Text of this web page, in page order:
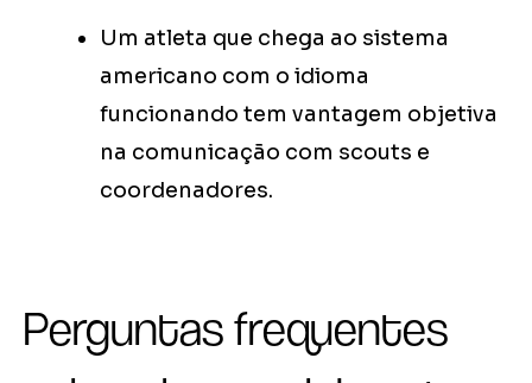
Um atleta que chega ao sistema
americano com o idioma
funcionando tem vantagem objetiva
na comunicação com scouts e
coordenadores.
Perguntas frequentes